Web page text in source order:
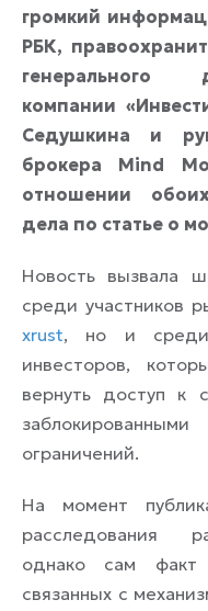
громкий
РБК,
генерального
компании
Седушкина и
брокера Mind
отношении
дела по статье о
Новость вызвала
среди участников
xrust, но и среди
инвесторов,
вернуть доступ к
ограничений.
На момент
расследования
однако сам факт
связанных с